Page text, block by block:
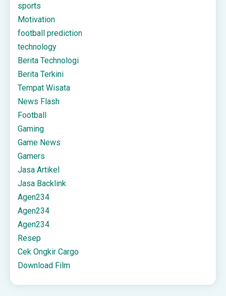
sports
Motivation
football prediction
technology
Berita Technologi
Berita Terkini
Tempat Wisata
News Flash
Football
Gaming
Game News
Gamers
Jasa Artikel
Jasa Backlink
Agen234
Agen234
Agen234
Resep
Cek Ongkir Cargo
Download Film